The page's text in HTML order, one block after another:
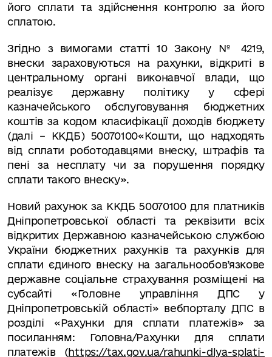
його сплати та здійснення контролю за його
сплатою.
Згідно з вимогами статті 10 Закону № 4219,
внески зараховуються на рахунки, відкриті в
центральному органі виконавчої влади, що
реалізує державну політику у сфері
казначейського обслуговування бюджетних
коштів за кодом класифікації доходів бюджету
(далі – ККДБ) 50070100«Кошти, що надходять
від сплати роботодавцями внеску, штрафів та
пені за несплату чи за порушення порядку
сплати такого внеску».
Новий рахунок за ККДБ 50070100 для платників
Дніпропетровської області та реквізити всіх
відкритих Державною казначейською службою
України бюджетних рахунків та рахунків для
сплати єдиного внеску на загальнообов’язкове
державне соціальне страхування розміщені на
субсайті «Головне управління ДПС у
Дніпропетровській області» вебпорталу ДПС в
розділі «Рахунки для сплати платежів» за
посиланням: Головна/Рахунки для сплати
платежів (https://tax.gov.ua/rahunki-dlya-splati-